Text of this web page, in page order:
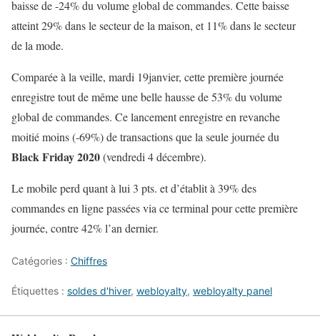
baisse de -24% du volume global de commandes. Cette baisse
atteint 29% dans le secteur de la maison, et 11% dans le secteur
de la mode.
Comparée à la veille, mardi 19janvier, cette première journée
enregistre tout de même une belle hausse de 53% du volume
global de commandes. Ce lancement enregistre en revanche
moitié moins (-69%) de transactions que la seule journée du
Black Friday 2020(vendredi 4 décembre).
Le mobile perd quant à lui 3 pts. et d’établit à 39% des
commandes en ligne passées via ce terminal pour cette première
journée, contre 42% l’an dernier.
Catégories : Chiffres
Étiquettes : soldes d'hiver, webloyalty, webloyalty panel